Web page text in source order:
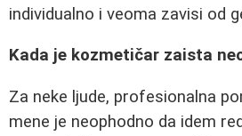
individualno i veoma zavisi od
Kada je kozmetičar zaista
Za neke ljude, profesionalna
mene je neophodno da idem